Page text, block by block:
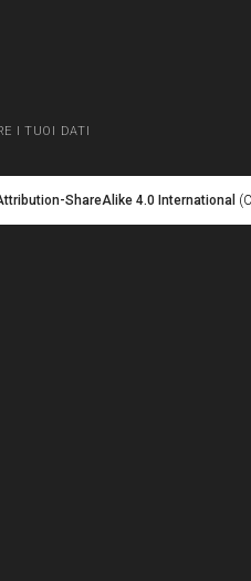
I TUOI DATI
ShareAlike 4.0 International